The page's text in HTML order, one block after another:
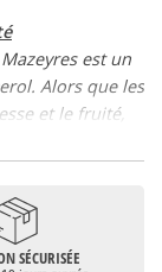
est un
Alors que les
et le fruité,
Petit Verdot. Le
les
SÉCURISÉE